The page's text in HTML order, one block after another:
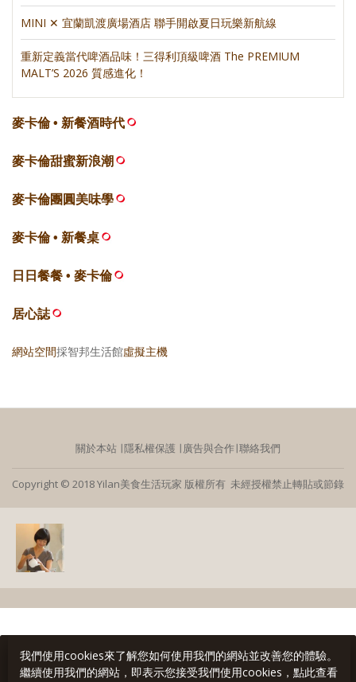
MINI ✕ 宜蘭凱渡廣場酒店 聯手開啟夏日玩樂新航線
重新定義當代啤酒品味！三得利頂級啤酒 The PREMIUM
MALT’S 2026 質感進化！
麥卡倫 • 新餐酒時代
麥卡倫甜蜜新浪潮
麥卡倫團圓美味學
麥卡倫 • 新餐桌
日日餐餐 • 麥卡倫
居心誌
網站空間採智邦生活館虛擬主機
關於本站 ∣隱私權保護 ∣ 廣告與合作∣聯絡我們
Copyright © 2018 Yilan美食生活玩家 版權所有 未經授權禁止轉貼或節錄
我們使用cookies來了解您如何使用我們的網站並改善您的體驗。
繼續使用我們的網站，即表示您接受我們使用cookies，點此查看